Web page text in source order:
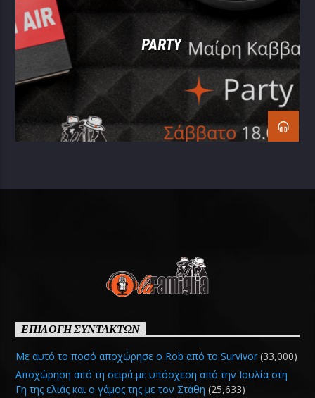
PARTY
ΕΠΙΛΟΓΗ ΣΥΝΤΑΚΤΩΝ
Με αυτό το ποσό αποχώρησε ο Rob από το Survivor (33,000)
Αποχώρηση από τη σειρά με υπόσχεση από την Ιουλία στη
Γη της ελιάς και ο γάμος της με τον Στάθη (25,633)